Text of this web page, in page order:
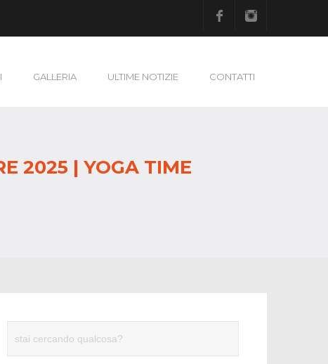
Facebook
GALLERIA ULTIME NOTIZIE CONTATTI
2025 | YOGA TIME